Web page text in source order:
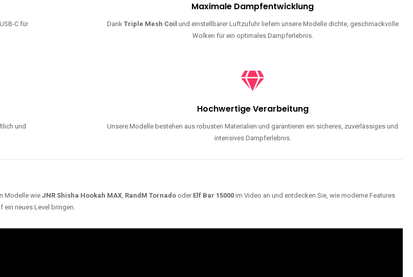
C für
Maximale Dampfentwicklung
Dank Triple Mesh Coil und einstellbarer Luftzufuhr liefern unsere Modelle dichte, geschmackvolle
Wolken für ein optimales Dampferlebnis.
und
Hochwertige Verarbeitung
Unsere Modelle bestehen aus robusten Materialien und garantieren ein sicheres, zuverlässiges und
intensives Dampferlebnis.
Modelle wie JNR Shisha Hookah MAX, RandM Tornado oder Elf Bar 15000 im Video an und entdecken Sie, wie moderne Features
ein neues Level bringen.